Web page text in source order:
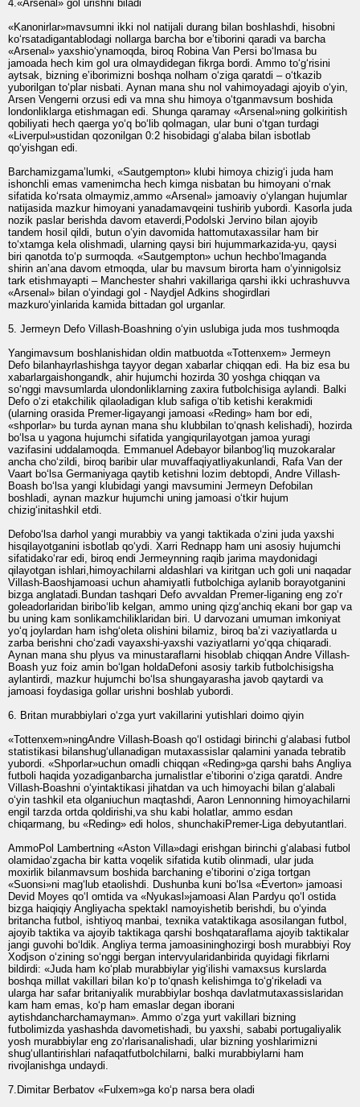
4.«Arsenal» gol urishni biladi
«Kanonirlar»mavsumni ikki nol natijali durang bilan boshlashdi, hisobni
ko‘rsatadigantablodagi nollarga barcha bor eʼtiborini qaradi va barcha
«Arsenal» yaxshio‘ynamoqda, biroq Robina Van Persi bo‘lmasa bu
jamoada hech kim gol ura olmaydidegan fikrga bordi. Ammo to‘g‘risini
aytsak, bizning eʼiborimizni boshqa nolham o‘ziga qaratdi – o‘tkazib
yuborilgan to‘plar nisbati. Aynan mana shu nol vahimoyadagi ajoyib o‘yin,
Arsen Vengerni orzusi edi va mna shu himoya o‘tganmavsum boshida
londonliklarga etishmagan edi. Shunga qaramay «Arsenal»ning golkiritish
qobiliyati hech qaerga yo‘q bo‘lib qolmagan, ular buni o‘tgan turdagi
«Liverpul»ustidan qozonilgan 0:2 hisobidagi g‘alaba bilan isbotlab
qo‘yishgan edi.
Barchamizgamaʼlumki, «Sautgempton» klubi himoya chizig‘i juda ham
ishonchli emas vamenimcha hech kimga nisbatan bu himoyani o‘rnak
sifatida ko‘rsata olmaymiz,ammo «Arsenal» jamoaviy o‘ylangan hujumlar
natijasida mazkur himoyani yanadamavqeini tushirib yubordi. Kasorla juda
nozik paslar berishda davom etaverdi,Podolski Jervino bilan ajoyib
tandem hosil qildi, butun o‘yin davomida hattomutaxassilar ham bir
to‘xtamga kela olishmadi, ularning qaysi biri hujummarkazida-yu, qaysi
biri qanotda to‘p surmoqda. «Sautgempton» uchun hechbo‘lmaganda
shirin anʼana davom etmoqda, ular bu mavsum birorta ham o‘yinnigolsiz
tark etishmayapti – Manchester shahri vakillariga qarshi ikki uchrashuvva
«Arsenal» bilan o‘yindagi gol - Naydjel Adkins shogirdlari
mazkuro‘yinlarida kamida bittadan gol urganlar.
5. Jermeyn Defo Villash-Boashning o‘yin uslubiga juda mos tushmoqda
Yangimavsum boshlanishidan oldin matbuotda «Tottenxem» Jermeyn
Defo bilanhayrlashishga tayyor degan xabarlar chiqqan edi. Ha biz esa bu
xabarlargaishongandk, ahir hujumchi hozirda 30 yoshga chiqqan va
so‘nggi mavsumlarda ulondonliklarning zaxira futbolchisiga aylandi. Balki
Defo o‘zi etakchilik qilaoladigan klub safiga o‘tib ketishi kerakmidi
(ularning orasida Premer-ligayangi jamoasi «Reding» ham bor edi,
«shporlar» bu turda aynan mana shu klubbilan to‘qnash kelishadi), hozirda
bo‘lsa u yagona hujumchi sifatida yangiqurilayotgan jamoa yuragi
vazifasini uddalamoqda. Emmanuel Adebayor bilanbog‘liq muzokaralar
ancha cho‘zildi, biroq baribir ular muvaffaqiyatliyakunlandi, Rafa Van der
Vaart bo‘lsa Germaniyaga qaytib ketishni lozim debtopdi, Andre Villash-
Boash bo‘lsa yangi klubidagi yangi mavsumini Jermeyn Defobilan
boshladi, aynan mazkur hujumchi uning jamoasi o‘tkir hujum
chizig‘initashkil etdi.
Defobo‘lsa darhol yangi murabbiy va yangi taktikada o‘zini juda yaxshi
hisqilayotganini isbotlab qo‘ydi. Xarri Rednapp ham uni asosiy hujumchi
sifatidako‘rar edi, biroq endi Jermeynning raqib jarima maydonidagi
qilayotgan ishlari,himoyachilarni aldashlari va kiritgan uch goli uni naqadar
Villash-Baoshjamoasi uchun ahamiyatli futbolchiga aylanib borayotganini
bizga anglatadi.Bundan tashqari Defo avvaldan Premer-liganing eng zo‘r
goleadorlaridan biribo‘lib kelgan, ammo uning qizg‘anchiq ekani bor gap va
bu uning kam sonlikamchiliklaridan biri. U darvozani umuman imkoniyat
yo‘q joylardan ham ishg‘oleta olishini bilamiz, biroq baʼzi vaziyatlarda u
zarba berishni cho‘zadi vayaxshi-yaxshi vaziyatlarni yo‘qqa chiqaradi.
Aynan mana shu plyus va minustaraflarni hisoblab chiqqan Andre Villash-
Boash yuz foiz amin bo‘lgan holdaDefoni asosiy tarkib futbolchisigsha
aylantirdi, mazkur hujumchi bo‘lsa shungayarasha javob qaytardi va
jamoasi foydasiga gollar urishni boshlab yubordi.
6. Britan murabbiylari o‘zga yurt vakillarini yutishlari doimo qiyin
«Tottenxem»ningAndre Villash-Boash qo‘l ostidagi birinchi g‘alabasi futbol
statistikasi bilanshug‘ullanadigan mutaxassislar qalamini yanada tebratib
yubordi. «Shporlar»uchun omadli chiqqan «Reding»ga qarshi bahs Angliya
futboli haqida yozadiganbarcha jurnalistlar eʼtiborini o‘ziga qaratdi. Andre
Villash-Boashni o‘yintaktikasi jihatdan va uch himoyachi bilan g‘alabali
o‘yin tashkil eta olganiuchun maqtashdi, Aaron Lennonning himoyachilarni
engil tarzda ortda qoldirishi,va shu kabi holatlar, ammo esdan
chiqarmang, bu «Reding» edi holos, shunchakiPremer-Liga debyutantlari.
AmmoPol Lambertning «Aston Villa»dagi erishgan birinchi g‘alabasi futbol
olamidao‘zgacha bir katta voqelik sifatida kutib olinmadi, ular juda
moxirlik bilanmavsum boshida barchaning eʼtiborini o‘ziga tortgan
«Suonsi»ni mag‘lub etaolishdi. Dushunba kuni bo‘lsa «Everton» jamoasi
Devid Moyes qo‘l omtida va «Nyukasl»jamoasi Alan Pardyu qo‘l ostida
bizga haiqiqiy Angliyacha spektakl namoyishetib berishdi, bu o‘yinda
britancha futbol, ishtiyoq manbai, texnika vataktikaga asosilangan futbol,
ajoyib taktika va ajoyib taktikaga qarshi boshqataraflama ajoyib taktikalar
jangi guvohi bo‘ldik. Angliya terma jamoasininghozirgi bosh murabbiyi Roy
Xodjson o‘zining so‘nggi bergan intervyularidanbirida quyidagi fikrlarni
bildirdi: «Juda ham ko‘plab murabbiylar yig‘ilishi vamaxsus kurslarda
boshqa millat vakillari bilan ko‘p to‘qnash kelishimga to‘g‘rikeladi va
ularga har safar britaniyalik murabbiylar boshqa davlatmutaxassislaridan
kam ham emas, ko‘p ham emaslar degan iborani
aytishdancharchamayman». Ammo o‘zga yurt vakillari bizning
futbolimizda yashashda davometishadi, bu yaxshi, sababi portugaliyalik
yosh murabbiylar eng zo‘rlarisanalishadi, ular bizning yoshlarimizni
shug‘ullantirishlari nafaqatfutbolchilarni, balki murabbiylarni ham
rivojlanishga undaydi.
7.Dimitar Berbatov «Fulxem»ga ko‘p narsa bera oladi